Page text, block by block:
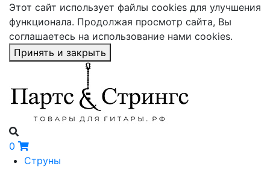
Этот сайт использует файлы cookies для улучшения
функционала. Продолжая просмотр сайта, Вы
соглашаетесь на использование нами cookies.
Принять и закрыть
0
Струны